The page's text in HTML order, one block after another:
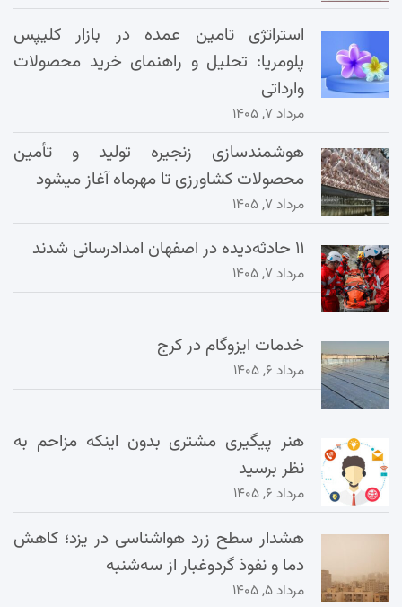
استراتژی تامین عمده در بازار کلیپس
پلومریا: تحلیل و راهنمای خرید محصولات
وارداتی
مرداد ۷, ۱۴۰۵
هوشمندسازی زنجیره تولید و تأمین
محصولات کشاورزی تا مهرماه آغاز میشود
مرداد ۷, ۱۴۰۵
۱۱ حادثه‌دیده در اصفهان امدادرسانی شدند
مرداد ۷, ۱۴۰۵
خدمات ایزوگام در کرج
مرداد ۶, ۱۴۰۵
هنر پیگیری مشتری بدون اینکه مزاحم به
نظر برسید
مرداد ۶, ۱۴۰۵
هشدار سطح زرد هواشناسی در یزد؛ کاهش
دما و نفوذ گردوغبار از سه‌شنبه
مرداد ۵, ۱۴۰۵